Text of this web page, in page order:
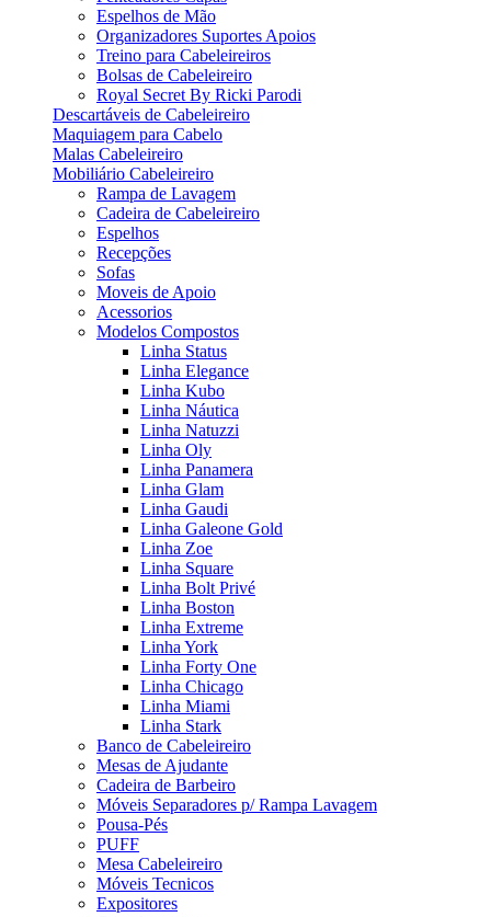
Espelhos de Mão
Organizadores Suportes Apoios
Treino para Cabeleireiros
Bolsas de Cabeleireiro
Royal Secret By Ricki Parodi
Descartáveis de Cabeleireiro
Maquiagem para Cabelo
Malas Cabeleireiro
Mobiliário Cabeleireiro
Rampa de Lavagem
Cadeira de Cabeleireiro
Espelhos
Recepções
Sofas
Moveis de Apoio
Acessorios
Modelos Compostos
Linha Status
Linha Elegance
Linha Kubo
Linha Náutica
Linha Natuzzi
Linha Oly
Linha Panamera
Linha Glam
Linha Gaudi
Linha Galeone Gold
Linha Zoe
Linha Square
Linha Bolt Privé
Linha Boston
Linha Extreme
Linha York
Linha Forty One
Linha Chicago
Linha Miami
Linha Stark
Banco de Cabeleireiro
Mesas de Ajudante
Cadeira de Barbeiro
Móveis Separadores p/ Rampa Lavagem
Pousa-Pés
PUFF
Mesa Cabeleireiro
Móveis Tecnicos
Expositores